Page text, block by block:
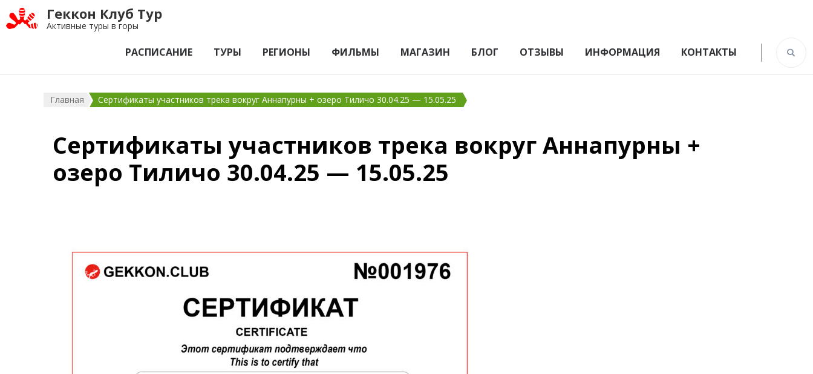
Геккон Клуб Тур
Активные туры в горы
РАСПИСАНИЕ ТУРЫ РЕГИОНЫ ФИЛЬМЫ МАГАЗИН БЛОГ ОТЗЫВЫ ИНФОРМАЦИЯ КОНТАКТЫ
Главная Сертификаты участников трека вокруг Аннапурны + озеро Тиличо 30.04.25 — 15.05.25
Сертификаты участников трека вокруг Аннапурны +
озеро Тиличо 30.04.25 — 15.05.25